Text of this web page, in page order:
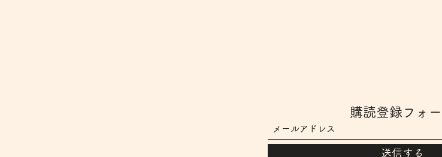
購読登録フォ
送信する